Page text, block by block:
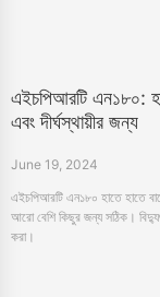
এইচপিআরটি এন১৮০:
এবং দীর্ঘস্থায়ীর জন্য
June 19, 2024
এইচপিআরটি এন১৮০ হাতে হাতে
আরো বেশি কিছুর জন্য সঠিক।
করা।